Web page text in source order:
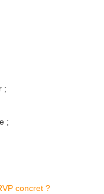
;
;
concret ?